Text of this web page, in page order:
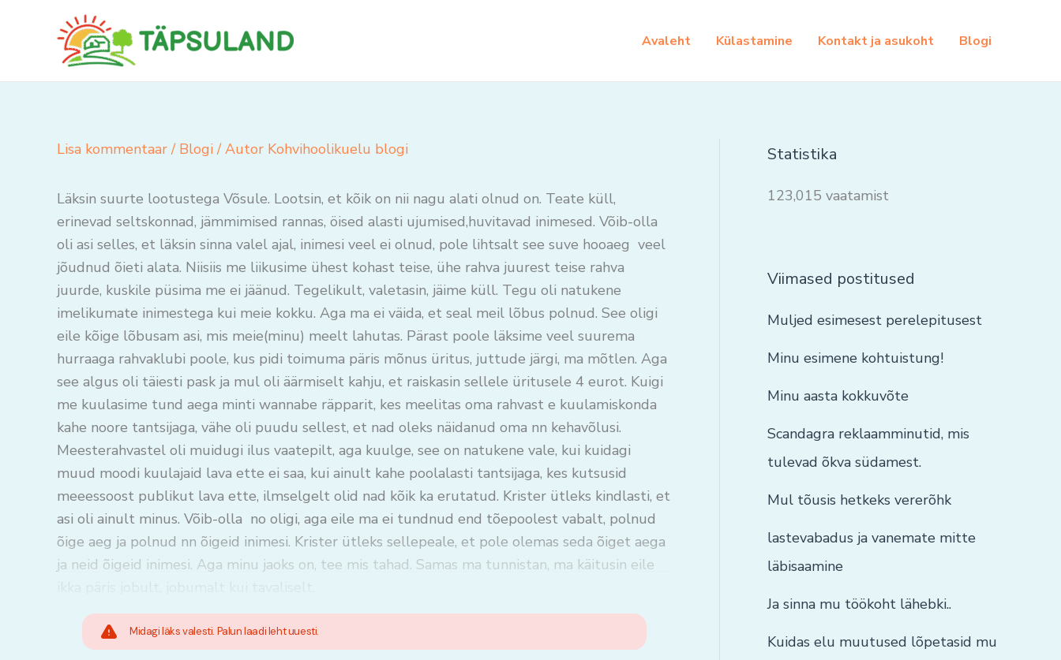
Avaleht Külastamine Kontakt ja asukoht Blogi
Lisa kommentaar / Blogi/ Autor Kohvihoolikuelu blogi
Läksin suurte lootustega Võsule. Lootsin, et kõik on nii nagu alati olnud on. Teate küll,
erinevad seltskonnad, jämmimised rannas, öised alasti ujumised,huvitavad inimesed. Võib-olla
oli asi selles, et läksin sinna valel ajal, inimesi veel ei olnud, pole lihtsalt see suve hooaeg veel
jõudnud õieti alata. Niisiis me liikusime ühest kohast teise, ühe rahva juurest teise rahva
juurde, kuskile püsima me ei jäänud. Tegelikult, valetasin, jäime küll. Tegu oli natukene
imelikumate inimestega kui meie kokku. Aga ma ei väida, et seal meil lõbus polnud. See oligi
eile kõige lõbusam asi, mis meie(minu) meelt lahutas. Pärast poole läksime veel suurema
hurraaga rahvaklubi poole, kus pidi toimuma päris mõnus üritus, juttude järgi, ma mõtlen. Aga
see algus oli täiesti pask ja mul oli äärmiselt kahju, et raiskasin sellele üritusele 4 eurot. Kuigi
me kuulasime tund aega minti wannabe räpparit, kes meelitas oma rahvast e kuulamiskonda
kahe noore tantsijaga, vähe oli puudu sellest, et nad oleks näidanud oma nn kehavõlusi.
Meesterahvastel oli muidugi ilus vaatepilt, aga kuulge, see on natukene vale, kui kuidagi
muud moodi kuulajaid lava ette ei saa, kui ainult kahe poolalasti tantsijaga, kes kutsusid
meeessoost publikut lava ette, ilmselgelt olid nad kõik ka erutatud. Krister ütleks kindlasti, et
asi oli ainult minus. Võib-olla no oligi, aga eile ma ei tundnud end tõepoolest vabalt, polnud
õige aeg ja polnud nn õigeid inimesi. Krister ütleks sellepeale, et pole olemas seda õiget aega
ja neid õigeid inimesi. Aga minu jaoks on, tee mis tahad. Samas ma tunnistan, ma käitusin eile
Midagi läks valesti. Palun laadi leht uuesti.
Statistika
123,015 vaatamist
Viimased postitused
Muljed esimesest perelepitusest
Minu esimene kohtuistung!
Minu aasta kokkuvõte
Scandagra reklaamminutid, mis
tulevad õkva südamest.
Mul tõusis hetkeks vererõhk
lastevabadus ja vanemate mitte
läbisaamine
Ja sinna mu töökoht lähebki..
Kuidas elu muutused lõpetasid mu